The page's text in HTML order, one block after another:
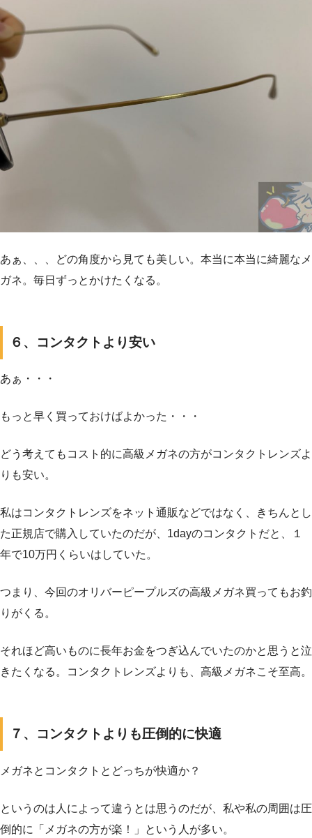
あぁ、、、どの角度から見ても美しい。本当に本当に綺麗なメ
ガネ。毎日ずっとかけたくなる。
６、コンタクトより安い
あぁ・・・
もっと早く買っておけばよかった・・・
どう考えてもコスト的に高級メガネの方がコンタクトレンズよ
りも安い。
私はコンタクトレンズをネット通販などではなく、きちんとし
た正規店で購入していたのだが、1dayのコンタクトだと、１
年で10万円くらいはしていた。
つまり、今回のオリバーピープルズの高級メガネ買ってもお釣
りがくる。
それほど高いものに長年お金をつぎ込んでいたのかと思うと泣
きたくなる。コンタクトレンズよりも、高級メガネこそ至高。
７、コンタクトよりも圧倒的に快適
メガネとコンタクトとどっちが快適か？
というのは人によって違うとは思うのだが、私や私の周囲は圧
倒的に「メガネの方が楽！」という人が多い。